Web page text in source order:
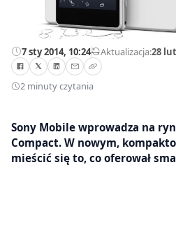
7 sty 2014, 10:24—Aktualizacja:28
2 minuty czytania
Sony Mobile wprowadza na
Compact. W nowym,
mieścić się to, co oferował